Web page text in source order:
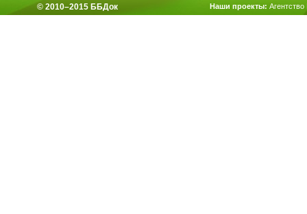
© 2010–2015 ББДок
Наши проекты: